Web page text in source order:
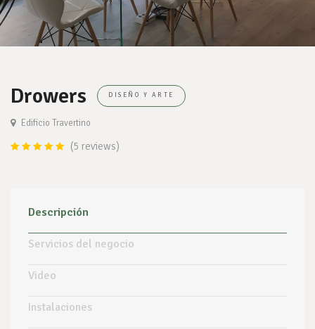
Drowers DISEÑO Y ARTE
Edificio Travertino
(5 reviews)
Descripción
Servicios del negocio
Video
Instalaciones